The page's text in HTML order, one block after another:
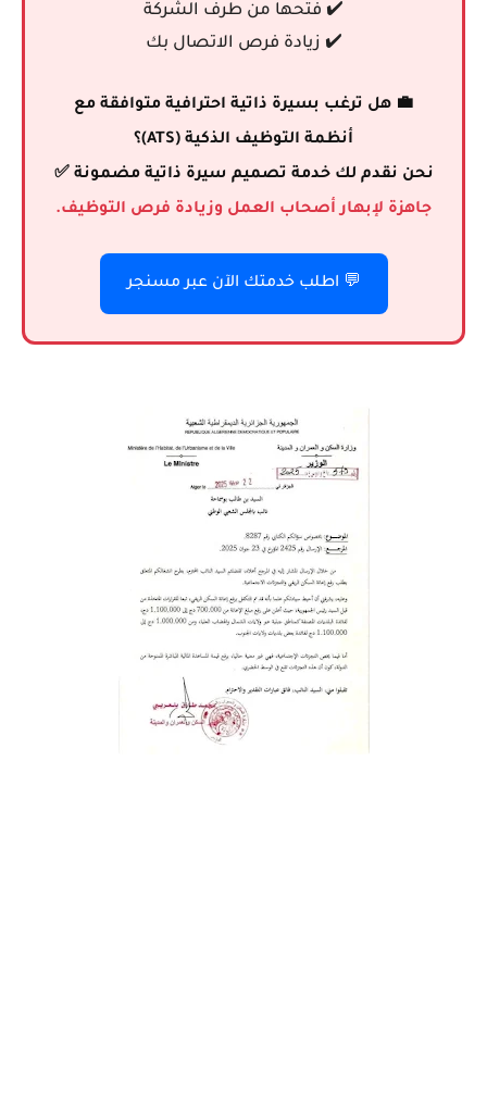
✔️ فتحها من طرف الشركة
✔️ زيادة فرص الاتصال بك
💼 هل ترغب بسيرة ذاتية احترافية متوافقة مع
أنظمة التوظيف الذكية (ATS)؟
نحن نقدم لك خدمة تصميم سيرة ذاتية مضمونة ✅
جاهزة لإبهار أصحاب العمل وزيادة فرص التوظيف.
💬 اطلب خدمتك الآن عبر مسنجر